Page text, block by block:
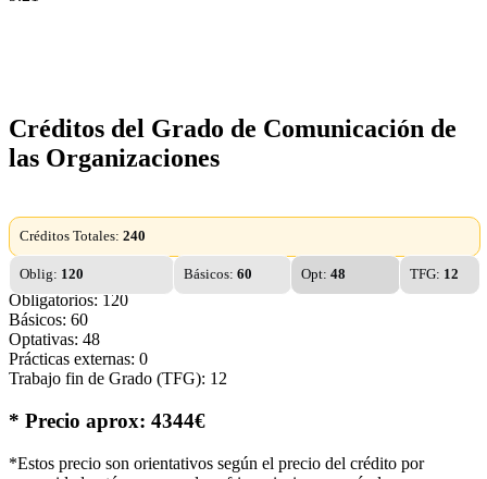
Créditos del Grado de Comunicación de
las Organizaciones
Créditos Totales: 240
Oblig: 120 Básicos:60 Opt:48 TFG: 12
Obligatorios: 120
Básicos: 60
Optativas: 48
Prácticas externas: 0
Trabajo fin de Grado (TFG): 12
* Precio aprox: 4344€
*Estos precio son orientativos según el precio del crédito por